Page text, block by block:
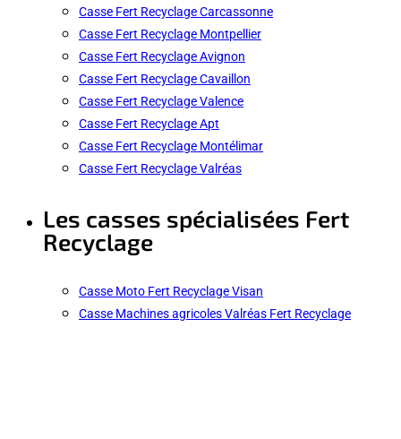
Casse Fert Recyclage Carcassonne
Casse Fert Recyclage Montpellier
Casse Fert Recyclage Avignon
Casse Fert Recyclage Cavaillon
Casse Fert Recyclage Valence
Casse Fert Recyclage Apt
Casse Fert Recyclage Montélimar
Casse Fert Recyclage Valréas
Les casses spécialisées Fert
Recyclage
Casse Moto Fert Recyclage Visan
Casse Machines agricoles Valréas Fert Recyclage